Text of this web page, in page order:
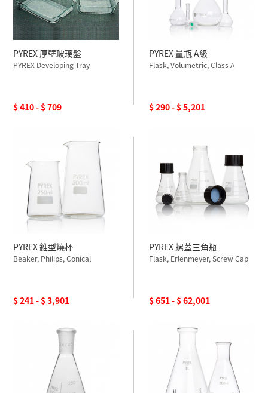
PYREX 厚壁玻璃盤
PYREX Developing Tray
$ 410 - $ 709
PYREX 量瓶 A級
Flask, Volumetric, Class A
$ 290 - $ 5,201
PYREX 錐型燒杯
Beaker, Philips, Conical
$ 241 - $ 3,901
PYREX 螺蓋三角瓶
Flask, Erlenmeyer, Screw Cap
$ 651 - $ 62,001